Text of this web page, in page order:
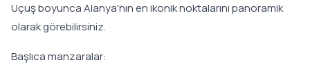
Uçuş boyunca Alanya'nın en ikonik noktalarını panoramik
olarak görebilirsiniz.
Başlıca manzaralar: